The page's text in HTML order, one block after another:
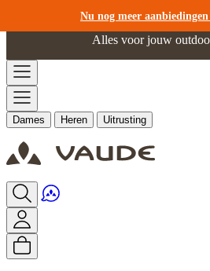
Nu nog meer
Ga naar de inhoud
Alles voor jouw
Dames Heren Uitrusting